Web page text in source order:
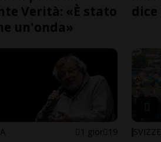
Verità: «È stato
un'onda»
dice
1 gior 19